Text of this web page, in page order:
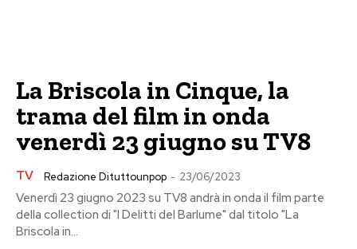
La Briscola in Cinque, la
trama del film in onda
venerdì 23 giugno su TV8
TV Redazione Dituttounpop - 23/06/2023
Venerdì 23 giugno 2023 su TV8 andrà in onda il film parte
della collection di "I Delitti del Barlume" dal titolo "La
Briscola in...